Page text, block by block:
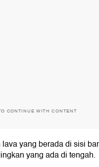
CONTINUE WITH CONTENT
yang berada di sisi
yang ada di tengah.